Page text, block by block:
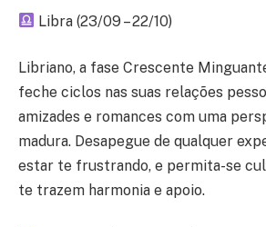
Libra (23/09 – 22/10)
Libriano, a fase Crescente
feche ciclos nas suas relações
amizades e romances com uma
madura. Desapegue de qualquer
estar te frustrando, e permita-se
te trazem harmonia e apoio.